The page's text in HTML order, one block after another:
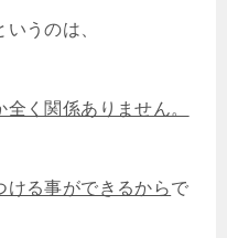
うのは、
く関係ありません。
ける事ができるからで